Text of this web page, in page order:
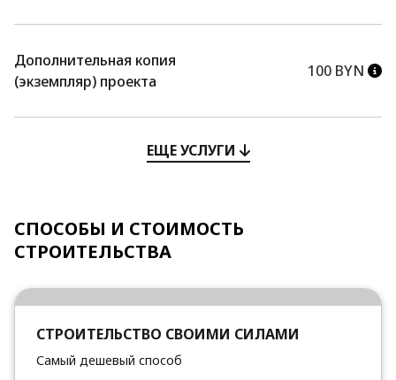
Дополнительная копия
(экземпляр) проекта
100 BYN
ЕЩЕ УСЛУГИ
СПОСОБЫ И СТОИМОСТЬ
СТРОИТЕЛЬСТВА
СТРОИТЕЛЬСТВО СВОИМИ СИЛАМИ
Самый дешевый способ